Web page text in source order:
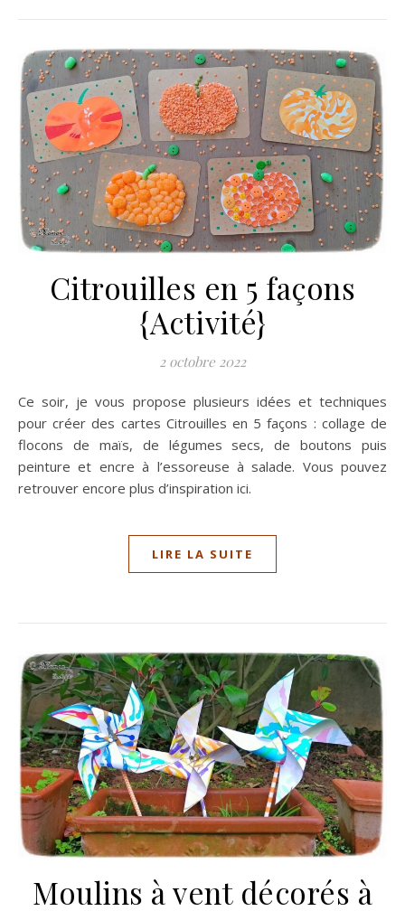
Citrouilles en 5 façons
{Activité}
2 octobre 2022
Ce soir, je vous propose plusieurs idées et techniques
pour créer des cartes Citrouilles en 5 façons : collage de
flocons de maïs, de légumes secs, de boutons puis
peinture et encre à l’essoreuse à salade. Vous pouvez
retrouver encore plus d’inspiration ici.
LIRE LA SUITE
Moulins à vent décorés à